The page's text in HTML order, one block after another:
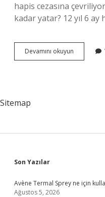
hapis cezasına
kadar yatar? 12 yıl 6 ay
Devamını okuyun
Yasada
Sitemap
Sidebar
Son Yazılar
Avène Termal Sprey ne için
Ağustos 5, 2026